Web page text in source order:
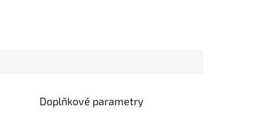
Doplňkové parametry